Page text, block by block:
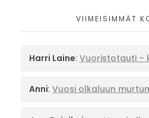
VIIMEISIMMÄT
Harri Laine: Vuoristotauti –
Anni: Vuosi olkaluun